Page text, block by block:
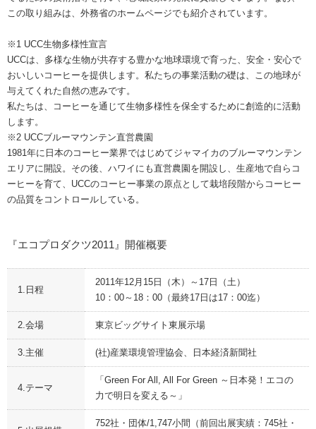
この取り組みは、外務省のホームページでも紹介されています。
※1 UCC生物多様性宣言
UCCは、多様な生物が共存する豊かな地球環境で育った、安全・安心で
おいしいコーヒーを提供します。私たちの事業活動の礎は、この地球が
与えてくれた自然の恵みです。
私たちは、コーヒーを通じて生物多様性を保全するために創造的に活動
します。
※2 UCCブルーマウンテン直営農園
1981年に日本のコーヒー業界ではじめてジャマイカのブルーマウンテン
エリアに開設。その後、ハワイにも直営農園を開設し、生産地で自らコ
ーヒーを育て、UCCのコーヒー事業の原点として栽培段階からコーヒー
の品質をコントロールしている。
『エコプロダクツ2011』開催概要
1.日程
2011年12月15日（木）～17日（土）
10：00～18：00（最終17日は17：00迄）
2.会場 東京ビッグサイト東展示場
3.主催 (社)産業環境管理協会、日本経済新聞社
4.テーマ
「Green For All, All For Green ～日本発！エコの
力で明日を変える～」
752社・団体/1,747小間（前回出展実績：745社・